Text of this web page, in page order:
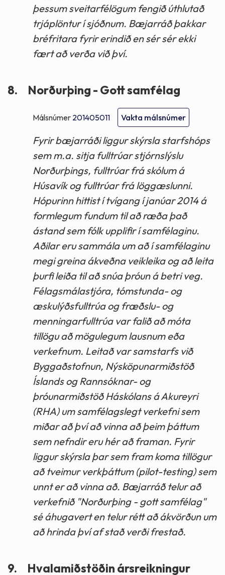
þessum sveitarfélögum fengið úthlutað
trjáplöntur í sjóðnum. Bæjarráð þakkar
bréfritara fyrir erindið en sér sér ekki
fært að verða við því.
8. Norðurþing - Gott samfélag
Málsnúmer 201405011 Vakta málsnúmer
Fyrir bæjarráði liggur skýrsla starfshóps
sem m.a. sitja fulltrúar stjórnslýslu
Norðurþings, fulltrúar frá skólum á
Húsavík og fulltrúar frá löggæslunni.
Hópurinn hittist í tvígang í janúar 2014 á
formlegum fundum til að ræða það
ástand sem fólk upplifir í samfélaginu.
Aðilar eru sammála um að í samfélaginu
megi greina ákveðna veikleika og að leita
þurfi leiða til að snúa þróun á betri veg.
Félagsmálastjóra, tómstunda- og
æskulýðsfulltrúa og fræðslu- og
menningarfulltrúa var falið að móta
tillögu að mögulegum lausnum eða
verkefnum. Leitað var samstarfs við
Byggaðstofnun, Nýsköpunarmiðstöð
Íslands og Rannsóknar- og
þróunarmiðstöð Háskólans á Akureyri
(RHA) um samfélagslegt verkefni sem
miðar að því að vinna að þeim þáttum
sem nefndir eru hér að framan. Fyrir
liggur skýrsla þar sem fram koma tillögur
að tveimur verkþáttum (pilot-testing) sem
unnt er að vinna að. Bæjarráð telur að
verkefnið "Norðurþing - gott samfélag"
sé áhugavert en telur rétt að ákvörðun um
að hrinda því af stað verði frestað.
9. Hvalamiðstöðin ársreikningur